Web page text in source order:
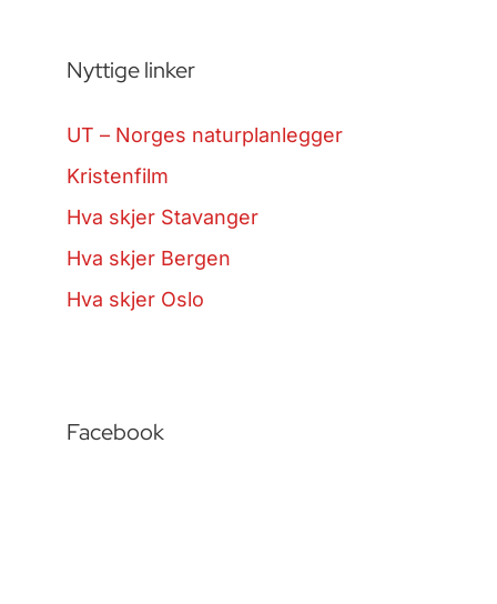
Nyttige linker
UT – Norges naturplanlegger
Kristenfilm
Hva skjer Stavanger
Hva skjer Bergen
Hva skjer Oslo
Facebook